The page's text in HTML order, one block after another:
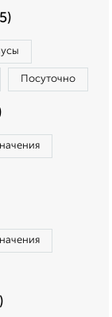
Посуточно